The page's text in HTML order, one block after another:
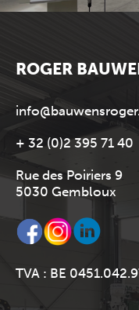
ROGER
+ 32 (0)2 395 71 40
Rue des Poiriers 9
5030 Gembloux
TVA : BE